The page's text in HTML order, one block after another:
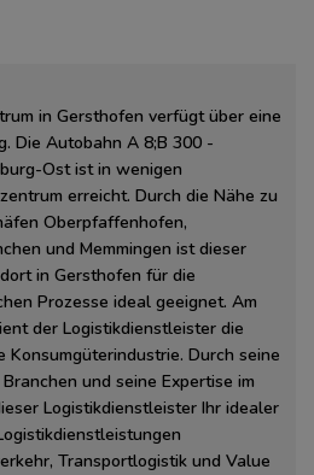
in Gersthofen verfügt über eine
Die Autobahn A 8;B 300 -
Ost ist in wenigen
erreicht. Durch die Nähe zu
Oberpfaffenhofen,
und Memmingen ist dieser
in Gersthofen für die
Prozesse ideal geeignet. Am
der Logistikdienstleister die
Konsumgüterindustrie. Durch seine
und seine Expertise im
Logistikdienstleister Ihr idealer
Transportlogistik und Value